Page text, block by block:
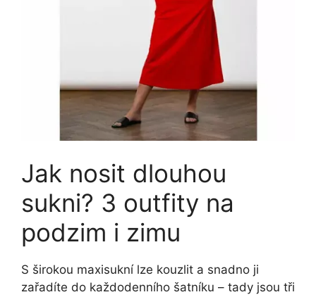
Jak nosit dlouhou
sukni? 3 outfity na
podzim i zimu
S širokou maxisukní lze kouzlit a snadno ji
zařadíte do každodenního šatníku – tady jsou tři